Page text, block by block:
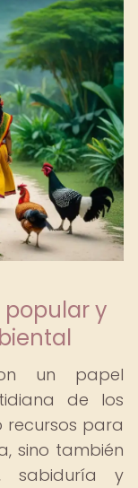
y
un papel
de los
recursos para
sino también
sabiduría y